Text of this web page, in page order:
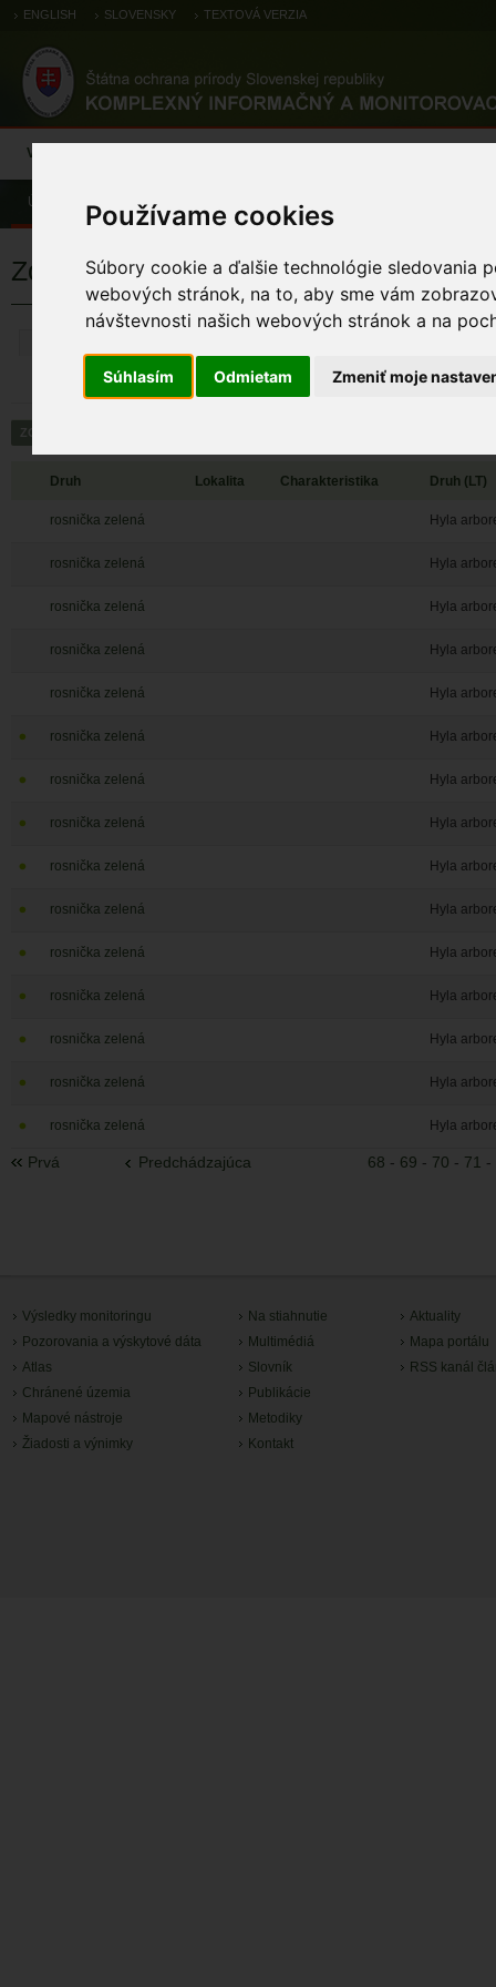
Používame cookies
Súbory cookie a ďalšie technológie sledovania
webových stránok, na to, aby sme vám
návštevnosti našich webových stránok a na
Súhlasím Odmietam Zmeniť moje
ENGLISH SLOVENSKY TEXTOVÁ VERZIA
Výsledky monitoringu
Úvod Pozorovania a výskytové dáta
Zoologické výskytové záznamy
Druh Lokalita Charakteristika Druh (LT)
rosnička zelená Hyla
rosnička zelená Hyla
rosnička zelená Hyla
rosnička zelená Hyla
rosnička zelená Hyla
rosnička zelená Hyla
rosnička zelená Hyla
rosnička zelená Hyla
rosnička zelená Hyla
rosnička zelená Hyla
rosnička zelená Hyla
rosnička zelená Hyla
rosnička zelená Hyla
rosnička zelená Hyla
rosnička zelená Hyla
Prvá Predchádzajúca 68 - 69 - 70 - 71 -
Výsledky monitoringu
Pozorovania a výskytové dáta
Atlas
Chránené územia
Mapové nástroje
Žiadosti a výnimky
Na stiahnutie
Multimédiá
Slovník
Publikácie
Metodiky
Kontakt
Aktuality
Mapa portálu
RSS kanál